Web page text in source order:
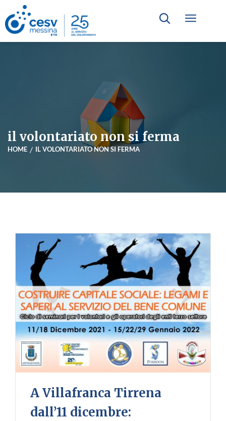
il volontariato non si ferma
HOME IL VOLONTARIATO NON SI FERMA
A Villafranca Tirrena
dall’11 dicembre: